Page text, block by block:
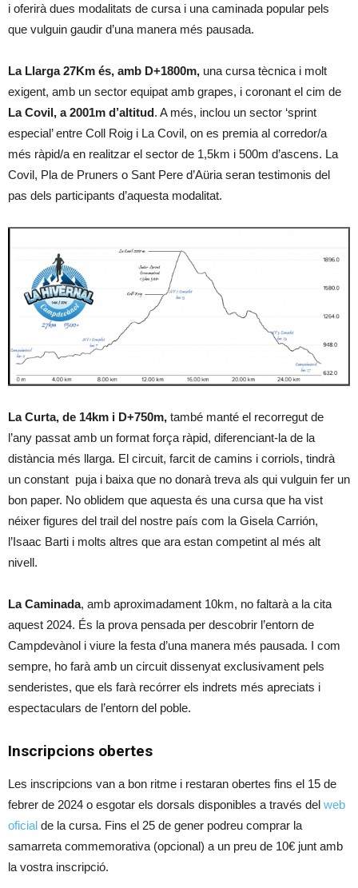
i oferirà dues modalitats de cursa i una caminada popular pels
que vulguin gaudir d’una manera més pausada.
La Llarga 27Km és, amb D+1800m, una cursa tècnica i molt
exigent, amb un sector equipat amb grapes, i coronant el cim de
La Covil, a 2001m d’altitud. A més, inclou un sector ‘sprint
especial’ entre Coll Roig i La Covil, on es premia al corredor/a
més ràpid/a en realitzar el sector de 1,5km i 500m d’ascens. La
Covil, Pla de Pruners o Sant Pere d’Aüria seran testimonis del
pas dels participants d’aquesta modalitat.
La Curta, de 14km i D+750m, també manté el recorregut de
l’any passat amb un format força ràpid, diferenciant-la de la
distància més llarga. El circuit, farcit de camins i corriols, tindrà
un constant puja i baixa que no donarà treva als qui vulguin fer un
bon paper. No oblidem que aquesta és una cursa que ha vist
néixer figures del trail del nostre país com la Gisela Carrión,
l’Isaac Barti i molts altres que ara estan competint al més alt
nivell.
La Caminada, amb aproximadament 10km, no faltarà a la cita
aquest 2024. És la prova pensada per descobrir l’entorn de
Campdevànol i viure la festa d’una manera més pausada. I com
sempre, ho farà amb un circuit dissenyat exclusivament pels
senderistes, que els farà recórrer els indrets més apreciats i
espectaculars de l’entorn del poble.
Inscripcions obertes
Les inscripcions van a bon ritme i restaran obertes fins el 15 de
febrer de 2024 o esgotar els dorsals disponibles a través del web
oficial de la cursa. Fins el 25 de gener podreu comprar la
samarreta commemorativa (opcional) a un preu de 10€ junt amb
la vostra inscripció.